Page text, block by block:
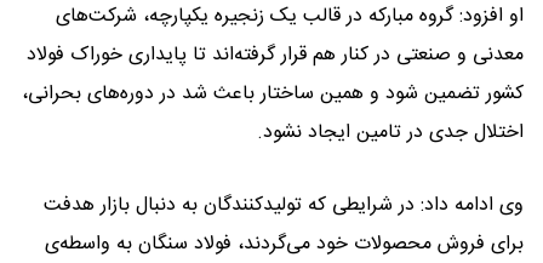
او افزود: گروه مبارکه در قالب یک زنجیره یکپارچه، شرکت‌های
معدنی و صنعتی در کنار هم قرار گرفته‌اند تا پایداری خوراک فولاد
کشور تضمین شود و همین ساختار باعث شد در دوره‌های بحرانی،
اختلال جدی در تامین ایجاد نشود.
وی ادامه داد: در شرایطی که تولیدکنندگان به دنبال بازار هدفت
برای فروش محصولات خود می‌گردند، فولاد سنگان به واسطه‌ی